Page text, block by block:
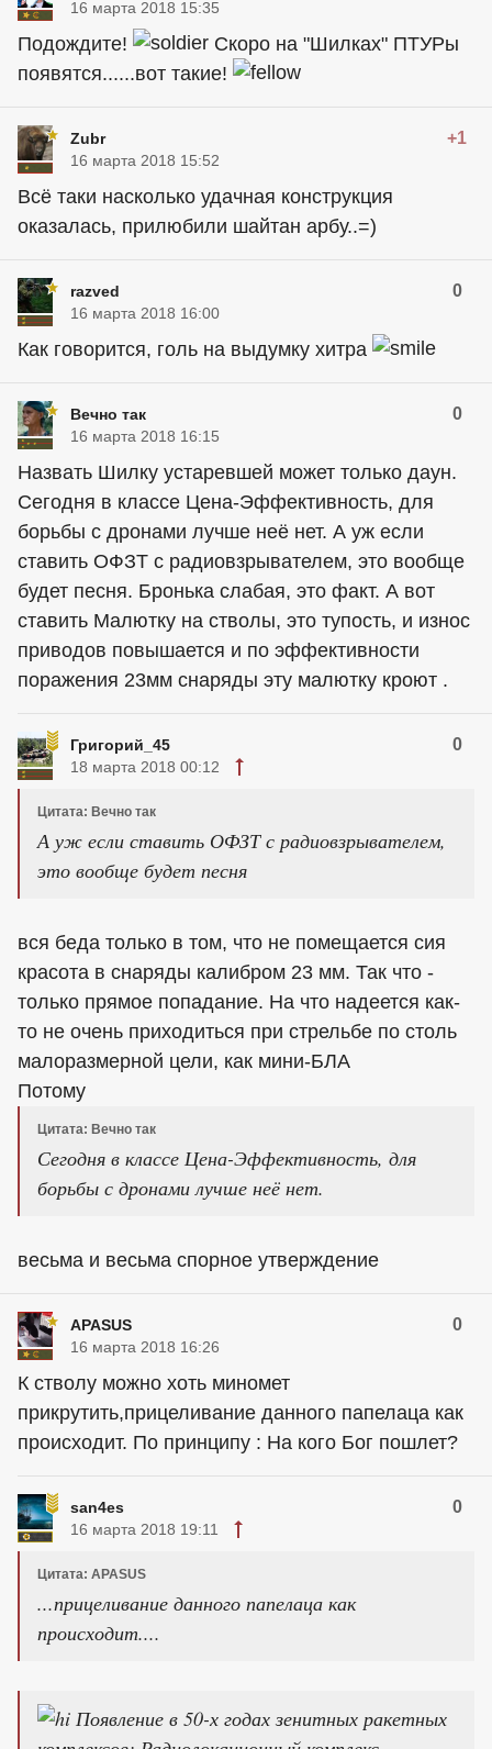
16 марта 2018 15:35
Подождите!
Скоро на "Шилках" ПТУРы
появятся......вот такие!
Zubr +1
16 марта 2018 15:52
Всё таки насколько удачная конструкция
оказалась, прилюбили шайтан арбу..=)
razved 0
16 марта 2018 16:00
Как говорится, голь на выдумку хитра
Вечно так 0
16 марта 2018 16:15
Назвать Шилку устаревшей может только даун.
Сегодня в классе Цена-Эффективность, для
борьбы с дронами лучше неё нет. А уж если
ставить ОФЗТ с радиовзрывателем, это вообще
будет песня. Бронька слабая, это факт. А вот
ставить Малютку на стволы, это тупость, и износ
приводов повышается и по эффективности
поражения 23мм снаряды эту малютку кроют .
Григорий_45 0
18 марта 2018 00:12
Цитата: Вечно так
А уж если ставить ОФЗТ с радиовзрывателем,
это вообще будет песня
вся беда только в том, что не помещается сия
красота в снаряды калибром 23 мм. Так что -
только прямое попадание. На что надеется как-
то не очень приходиться при стрельбе по столь
малоразмерной цели, как мини-БЛА
Потому
Цитата: Вечно так
Сегодня в классе Цена-Эффективность, для
борьбы с дронами лучше неё нет.
весьма и весьма спорное утверждение
APASUS 0
16 марта 2018 16:26
К стволу можно хоть миномет
прикрутить,прицеливание данного папелаца как
происходит. По принципу : На кого Бог пошлет?
san4es 0
16 марта 2018 19:11
Цитата: APASUS
...прицеливание данного папелаца как
происходит....
Появление в 50-х годах зенитных ракетных